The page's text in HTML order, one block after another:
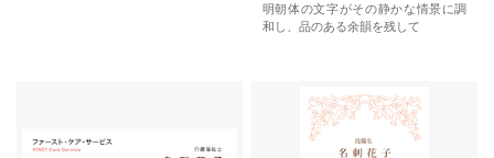
明朝体の文字がその静かな情景に調
和し、品のある余韻を残して